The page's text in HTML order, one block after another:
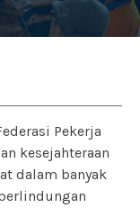
Pekerja
kesejahteraan
dalam banyak